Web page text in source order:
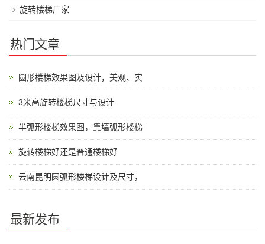
旋转楼梯厂家
热门文章
圆形楼梯效果图及设计，美观、实
3米高旋转楼梯尺寸与设计
半弧形楼梯效果图，靠墙弧形楼梯
旋转楼梯好还是普通楼梯好
云南昆明圆弧形楼梯设计及尺寸，
最新发布